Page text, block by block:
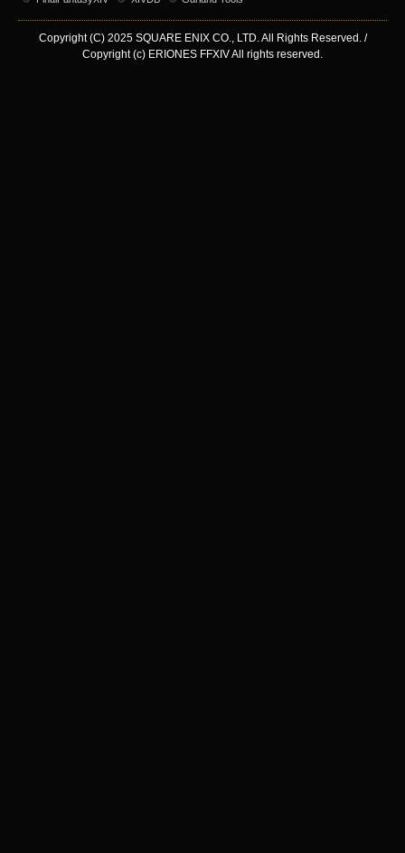
Copyright (C) 2025 SQUARE ENIX CO., LTD. All Rights Reserved. /
Copyright (c) ERIONES FFXIV All rights reserved.